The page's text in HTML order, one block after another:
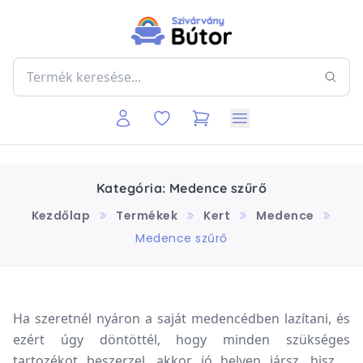
Kategória: Medence szűrő
Kezdőlap
Termékek Kert
Medence
Medence szűrő
Ha szeretnél nyáron a saját medencédben lazítani, és
ezért úgy döntöttél, hogy minden szükséges